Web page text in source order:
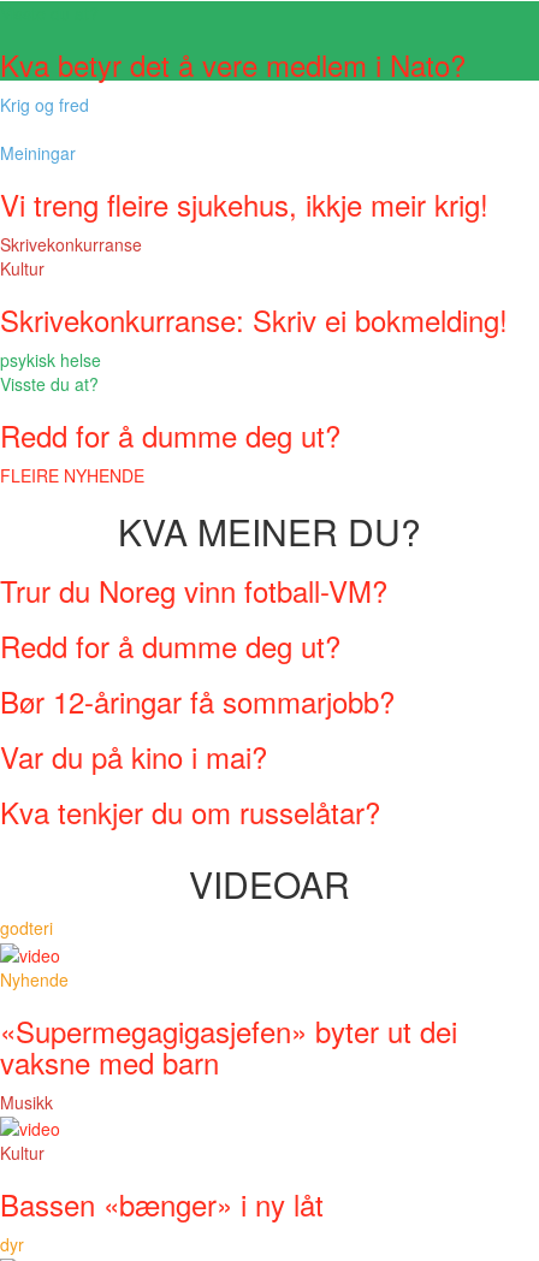
Kva betyr det å vere medlem i Nato?
Krig og fred
Meiningar
Vi treng fleire sjukehus, ikkje meir krig!
Skrivekonkurranse
Kultur
Skrivekonkurranse: Skriv ei bokmelding!
psykisk helse
Visste du at?
Redd for å dumme deg ut?
FLEIRE NYHENDE
KVA MEINER DU?
Trur du Noreg vinn fotball-VM?
Redd for å dumme deg ut?
Bør 12-åringar få sommarjobb?
Var du på kino i mai?
Kva tenkjer du om russelåtar?
VIDEOAR
godteri
Nyhende
«Supermegagigasjefen» byter ut dei
vaksne med barn
Musikk
Kultur
Bassen «bænger» i ny låt
dyr